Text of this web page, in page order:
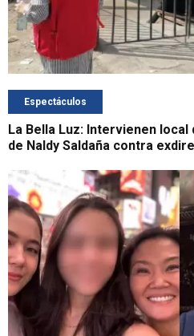
Espectáculos
La Bella Luz: Intervienen
de Naldy Saldaña contra